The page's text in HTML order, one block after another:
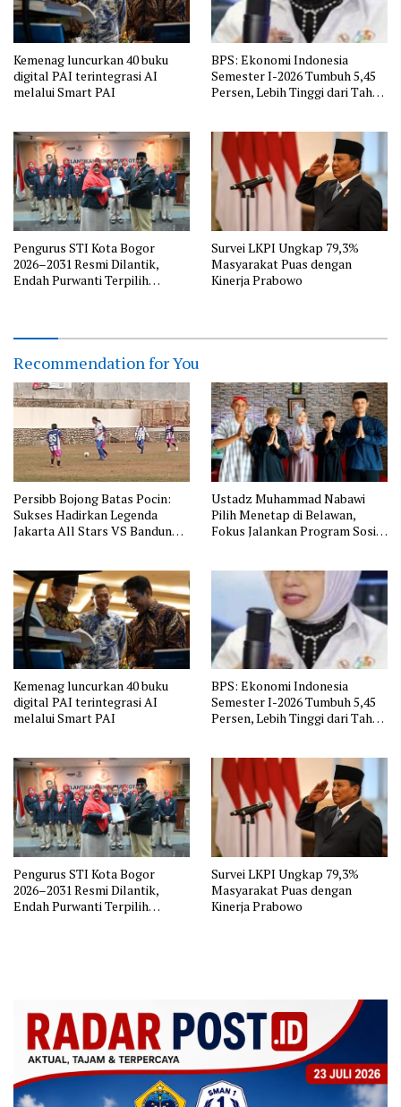
Kemenag luncurkan 40 buku
digital PAI terintegrasi AI
melalui Smart PAI
BPS: Ekonomi Indonesia
Semester I-2026 Tumbuh 5,45
Persen, Lebih Tinggi dari Tahun
Pengurus STI Kota Bogor
2026–2031 Resmi Dilantik,
Endah Purwanti Terpilih
Survei LKPI Ungkap 79,3%
Masyarakat Puas dengan
Kinerja Prabowo
Recommendation for You
Persibb Bojong Batas Pocin:
Sukses Hadirkan Legenda
Jakarta All Stars VS Bandung
Ustadz Muhammad Nabawi
Pilih Menetap di Belawan,
Fokus Jalankan Program Sosial
Kemenag luncurkan 40 buku
digital PAI terintegrasi AI
melalui Smart PAI
BPS: Ekonomi Indonesia
Semester I-2026 Tumbuh 5,45
Persen, Lebih Tinggi dari Tahun
Pengurus STI Kota Bogor
2026–2031 Resmi Dilantik,
Endah Purwanti Terpilih
Survei LKPI Ungkap 79,3%
Masyarakat Puas dengan
Kinerja Prabowo